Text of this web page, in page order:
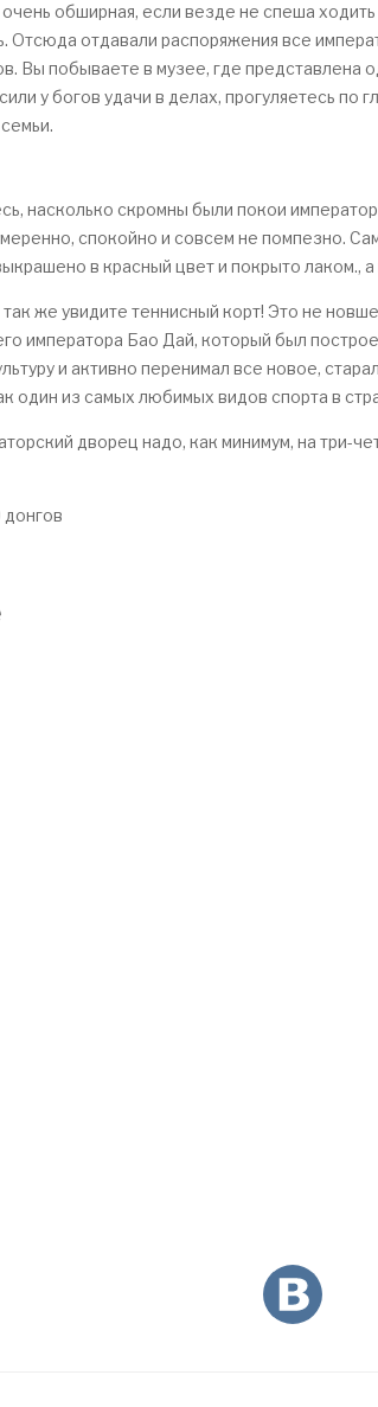
обширная, если везде не спеша
Отсюда отдавали распоряжения все
Вы побываете в музее, где представлена
у богов удачи в делах, прогуляетесь по
насколько скромны были покои
спокойно и совсем не помпезно.
в красный цвет и покрыто лаком.,
же увидите теннисный корт! Это не
императора Бао Дай, который был
и активно перенимал все новое,
один из самых любимых видов спорта в
дворец надо, как минимум, на три-